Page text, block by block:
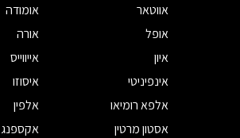
אווטאר
אומודה
אופל
אורה
איון
אייווייס
אינפיניטי
איסוזו
אלפא רומיאו
אלפין
אסטון מרטין
אקספנג